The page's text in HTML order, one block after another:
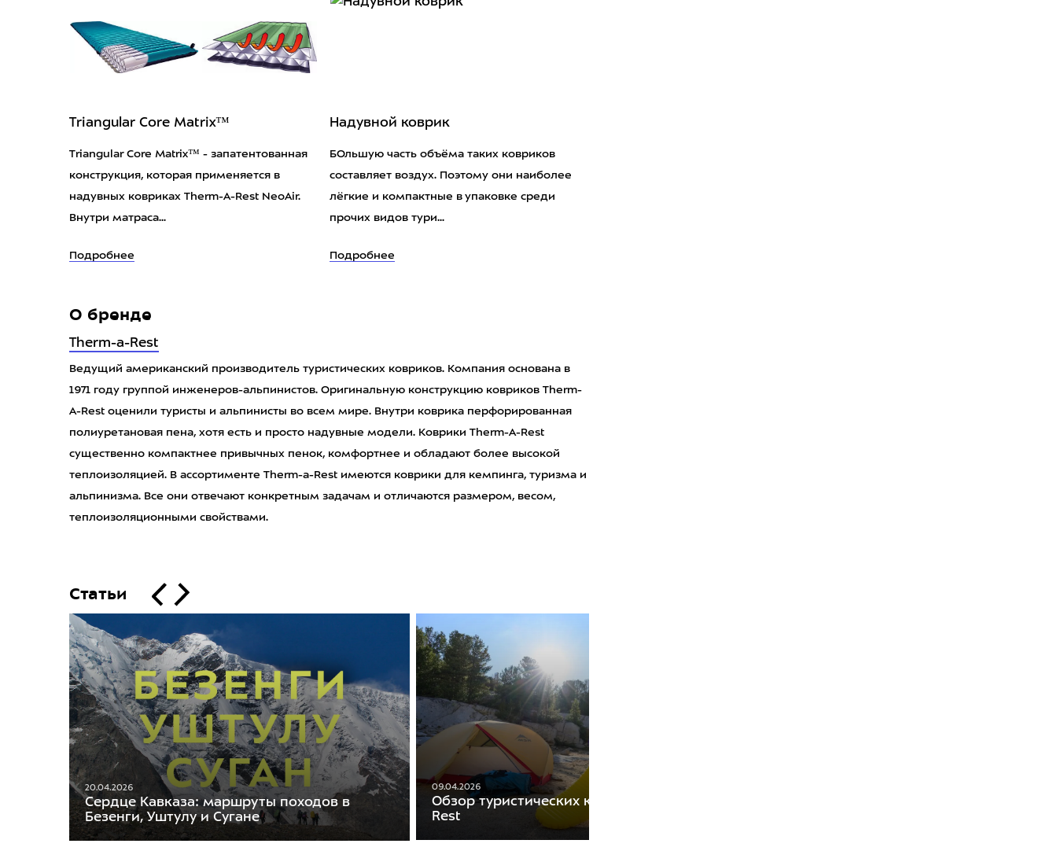
Triangular Core Matrix™
Triangular Core Matrix™ - запатентованная
конструкция, которая применяется в
надувных ковриках Therm-A-Rest NeoAir.
Внутри матраса...
Подробнее
Надувной коврик
БОльшую часть объёма таких ковриков
составляет воздух. Поэтому они наиболее
лёгкие и компактные в упаковке среди
прочих видов тури...
Подробнее
О бренде
Therm-a-Rest
Ведущий американский производитель туристических ковриков. Компания основана в
1971 году группой инженеров-альпинистов. Оригинальную конструкцию ковриков Therm-
A-Rest оценили туристы и альпинисты во всем мире. Внутри коврика перфорированная
полиуретановая пена, хотя есть и просто надувные модели. Коврики Therm-A-Rest
существенно компактнее привычных пенок, комфортнее и обладают более высокой
теплоизоляцией. В ассортименте Therm-a-Rest имеются коврики для кемпинга, туризма и
альпинизма. Все они отвечают конкретным задачам и отличаются размером, весом,
теплоизоляционными свойствами.
Статьи
20.04.2026
Сердце Кавказа: маршруты походов в
Безенги, Уштулу и Сугане
09.04.2026
Обзор туристических ковриков Therm-a-
Rest